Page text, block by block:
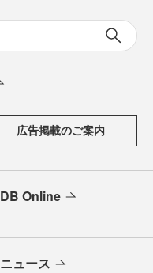
広告掲載のご案内
DB Online
ニュース